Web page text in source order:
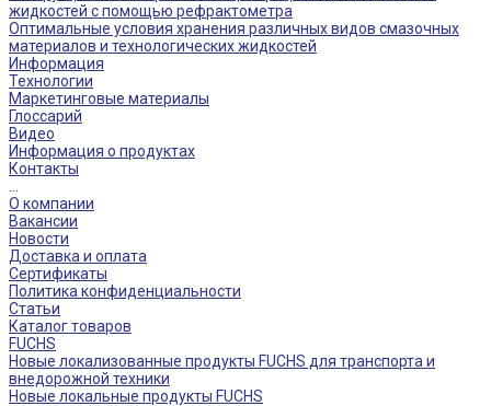
жидкостей с помощью рефрактометра
Оптимальные условия хранения различных видов смазочных
материалов и технологических жидкостей
Информация
Технологии
Маркетинговые материалы
Глоссарий
Видео
Информация о продуктах
Контакты
О компании
Вакансии
Новости
Доставка и оплата
Сертификаты
Политика конфиденциальности
Статьи
Каталог товаров
FUCHS
Новые локализованные продукты FUCHS для транспорта и
внедорожной техники
Новые локальные продукты FUCHS